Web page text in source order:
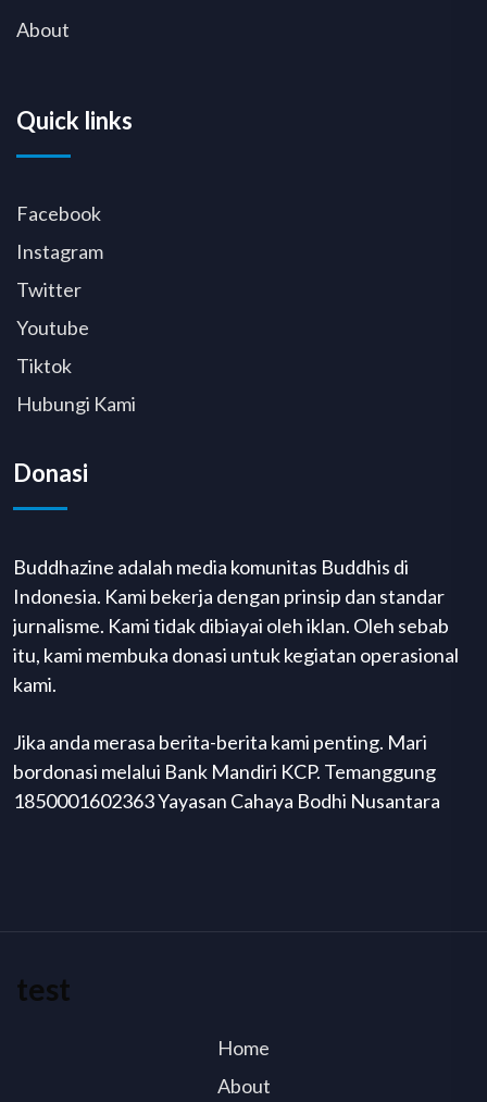
About
Quick links
Facebook
Instagram
Twitter
Youtube
Tiktok
Hubungi Kami
Donasi
Buddhazine adalah media komunitas Buddhis di
Indonesia. Kami bekerja dengan prinsip dan standar
jurnalisme. Kami tidak dibiayai oleh iklan. Oleh sebab
itu, kami membuka donasi untuk kegiatan operasional
kami.
Jika anda merasa berita-berita kami penting. Mari
bordonasi melalui Bank Mandiri KCP. Temanggung
1850001602363 Yayasan Cahaya Bodhi Nusantara
test
Home
About